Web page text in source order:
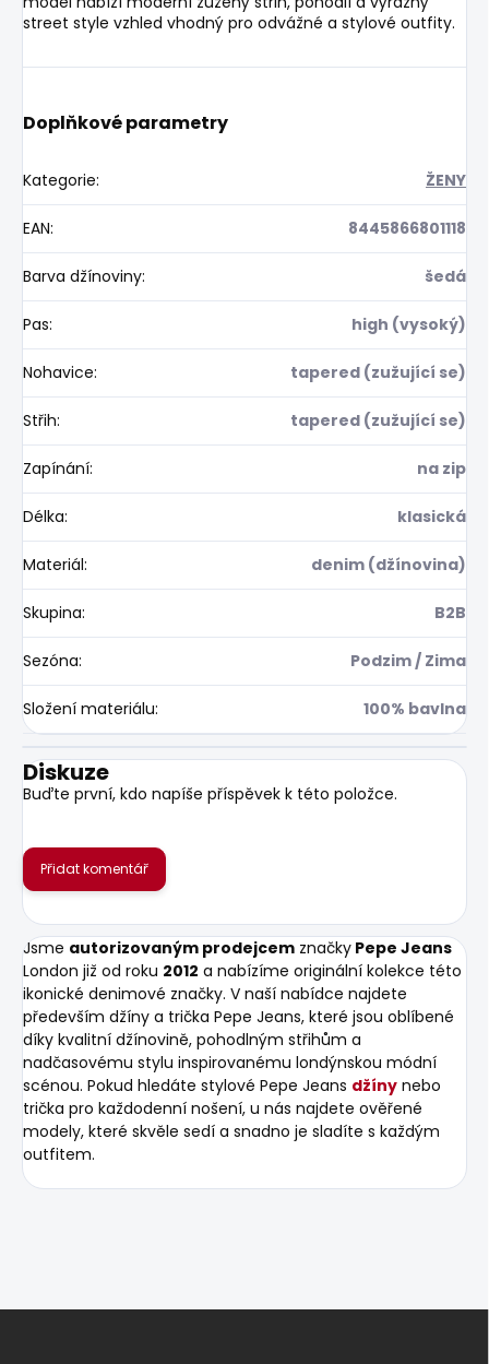
street style vzhled vhodný pro odvážné a stylové outfity.
Doplňkové parametry
Kategorie: ŽENY
EAN: 8445866801118
Barva džínoviny: šedá
Pas: high (vysoký)
Nohavice: tapered (zužující se)
Střih: tapered (zužující se)
Zapínání: na zip
Délka: klasická
Materiál: denim (džínovina)
Skupina: B2B
Sezóna: Podzim / Zima
Složení materiálu: 100% bavlna
Diskuze
Buďte první, kdo napíše příspěvek k této položce.
Přidat komentář
Jsme autorizovaným prodejcem značky Pepe Jeans
London již od roku 2012 a nabízíme originální kolekce této
ikonické denimové značky. V naší nabídce najdete
především džíny a trička Pepe Jeans, které jsou oblíbené
díky kvalitní džínovině, pohodlným střihům a
nadčasovému stylu inspirovanému londýnskou módní
scénou. Pokud hledáte stylové Pepe Jeans džíny nebo
trička pro každodenní nošení, u nás najdete ověřené
modely, které skvěle sedí a snadno je sladíte s každým
outfitem.
Z